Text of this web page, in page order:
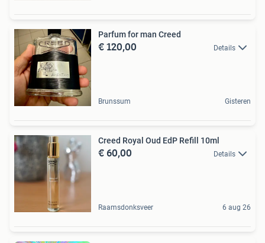
Parfum for man Creed
€ 120,00 Details
Brunssum Gisteren
Creed Royal Oud EdP Refill 10ml
€ 60,00 Details
Raamsdonksveer 6 aug 26